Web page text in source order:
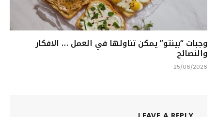
وجبات “بينتو” يمكن تناولها في العمل … الافكار
والنصائح
25/06/2026